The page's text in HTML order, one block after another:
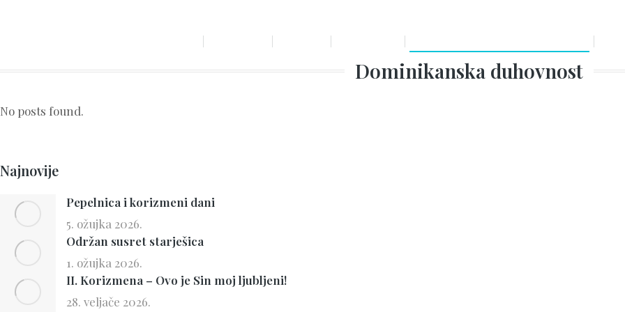
Dominikanska duhovnost
No posts found.
Najnovije
Pepelnica i korizmeni dani
5. ožujka 2026.
Održan susret starješica
1. ožujka 2026.
II. Korizmena – Ovo je Sin moj ljubljeni!
28. veljače 2026.